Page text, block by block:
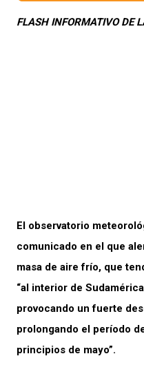
FLASH INFORMATIVO DE
El observatorio
comunicado en el que
masa de aire frío, que
“al interior de
provocando un fuerte
prolongando el período
principios de mayo”.